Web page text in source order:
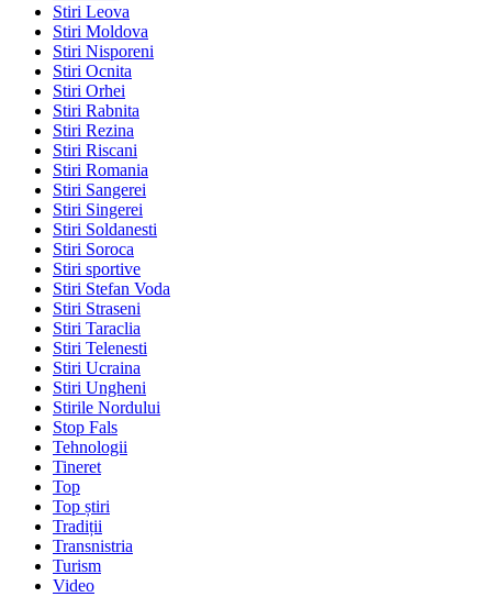
Stiri Leova
Stiri Moldova
Stiri Nisporeni
Stiri Ocnita
Stiri Orhei
Stiri Rabnita
Stiri Rezina
Stiri Riscani
Stiri Romania
Stiri Sangerei
Stiri Singerei
Stiri Soldanesti
Stiri Soroca
Stiri sportive
Stiri Stefan Voda
Stiri Straseni
Stiri Taraclia
Stiri Telenesti
Stiri Ucraina
Stiri Ungheni
Stirile Nordului
Stop Fals
Tehnologii
Tineret
Top
Top știri
Tradiții
Transnistria
Turism
Video